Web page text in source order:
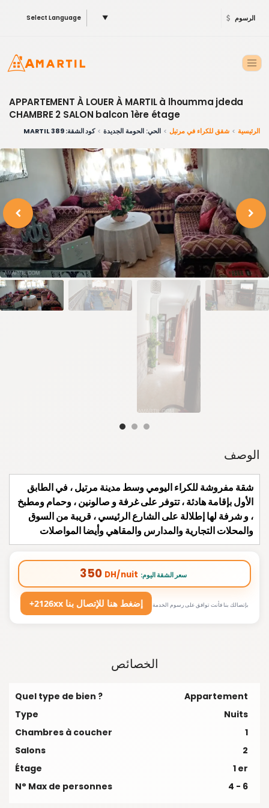
Select Language ▼ الرسوم
APPARTEMENT À LOUER À MARTIL à lhoumma jdeda
CHAMBRE 2 SALON balcon 1ère étage
الرئيسية شقق للكراء في مرتيل الحي: الحومة الجديدة كود الشقة: 389 MARTIL
الوصف
شقة مفروشة للكراء اليومي وسط مدينة مرتيل ، في الطابق
الأول بإقامة هادئة ، تتوفر على غرفة و صالونين ، وحمام ومطبخ
، و شرفة لها إطلالة على الشارع الرئيسي ، قريبة من السوق
والمحلات التجارية والمدارس والمقاهي وأيضا المواصلات
350 DH/nuit :سعر الشقة اليوم
+2126xx إضغط هنا للإتصال بنا بإتصالك بنا فأنت توافق على رسوم الخدمة
الخصائص
Quel type de bien ?
Appartement
Type
Nuits
Chambres à coucher
1
Salons
2
Étage
1 er
N° Max de personnes
4 - 6